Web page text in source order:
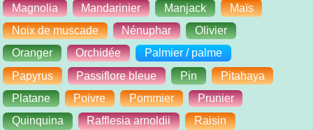
Magnolia
Mandarinier Manjack
Maïs
Noix de muscade
Nénuphar
Olivier
Oranger
Orchidée
Palmier / palme
Papyrus
Passiflore bleue Pin
Pitahaya
Platane
Poivre Pommier
Prunier
Quinquina
Rafflesia arnoldii
Raisin